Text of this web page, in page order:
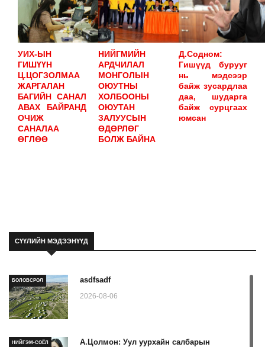
УИХ-ЫН
ГИШҮҮН
Ц.ЦОГЗОЛМАА
ЖАРГАЛАН
БАГИЙН САНАЛ
АВАХ БАЙРАНД
ОЧИЖ
САНАЛАА
ӨГЛӨӨ
НИЙГМИЙН
АРДЧИЛАЛ
МОНГОЛЫН
ОЮУТНЫ
ХОЛБООНЫ
ОЮУТАН
ЗАЛУУСЫН
ӨДӨРЛӨГ
БОЛЖ БАЙНА
Д.Содном:
Гишүүд бурууг
нь мэдсээр
байж зусардлаа
даа, шударга
байж сурцгаах
юмсан
СҮҮЛИЙН МЭДЭЭНҮҮД
БОЛОВСРОЛ asdfsadf
2026-08-06
НИЙГЭМ-СОЁЛ
А.Цолмон: Уул уурхайн салбарын